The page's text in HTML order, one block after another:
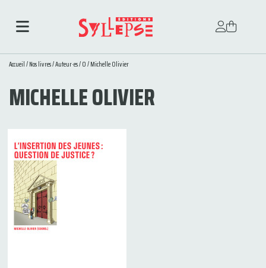
Accueil/Nos livres/Auteur·es/O/ Michelle Olivier
MICHELLE OLIVIER